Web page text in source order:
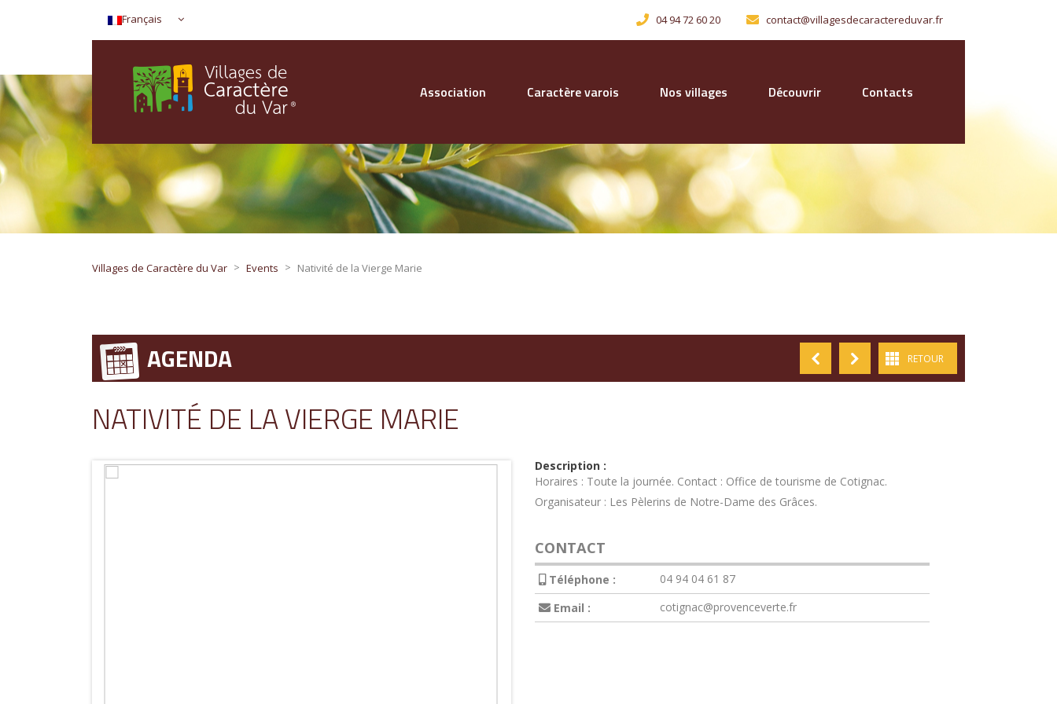
Français 04 94 72 60 20 contact@villagesdecaractereduvar.fr
Association Caractère varois Nos villages Découvrir Contacts
Villages de Caractère du Var > Events > Nativité de la Vierge Marie
AGENDA RETOUR
NATIVITÉ DE LA VIERGE MARIE
Description :
Horaires : Toute la journée. Contact : Office de tourisme de Cotignac.
Organisateur : Les Pèlerins de Notre-Dame des Grâces.
CONTACT
Téléphone :
04 94 04 61 87
Email :
cotignac@provenceverte.fr